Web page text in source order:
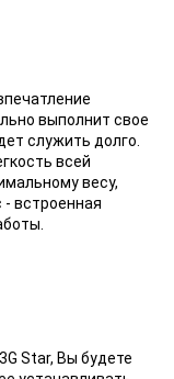
выполнит свое
служить долго.
всей
весу,
встроенная
Star, Вы будете